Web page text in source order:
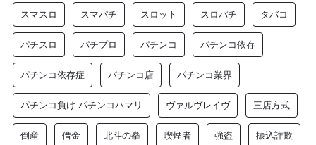
スマスロ スマパチ スロット スロパチ タバコ
パチスロ パチプロ パチンコ パチンコ依存
パチンコ依存症 パチンコ店 パチンコ業界
パチンコ負け パチンコハマリ ヴァルヴレイヴ 三店方式
倒産 借金 北斗の拳 喫煙者 強盗 振込詐欺